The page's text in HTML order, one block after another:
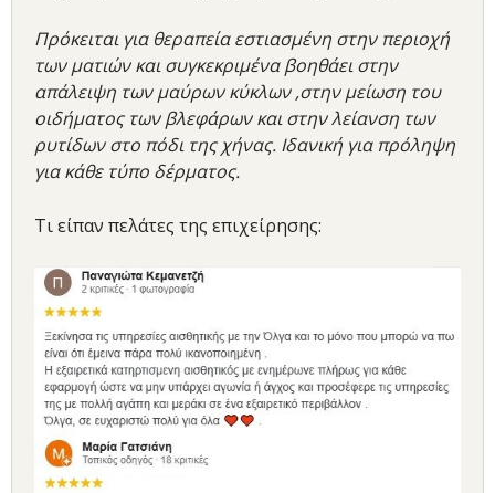
Πρόκειται για θεραπεία εστιασμένη στην περιοχή
των ματιών και συγκεκριμένα βοηθάει στην
απάλειψη των μαύρων κύκλων ,στην μείωση του
οιδήματος των βλεφάρων και στην λείανση των
ρυτίδων στο πόδι της χήνας. Ιδανική για πρόληψη
για κάθε τύπο δέρματος.
Τι είπαν πελάτες της επιχείρησης: